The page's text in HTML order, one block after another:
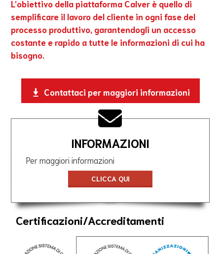
L’obiettivo della piattaforma Calver è quello di
semplificare il lavoro del cliente in ogni fase del
processo produttivo, garantendogli un accesso
costante e rapido a tutte le informazioni di cui ha
bisogno.
Contattaci per maggiori informazioni
INFORMAZIONI
Per maggiori informazioni
CLICCA QUI
Certificazioni/Accreditamenti